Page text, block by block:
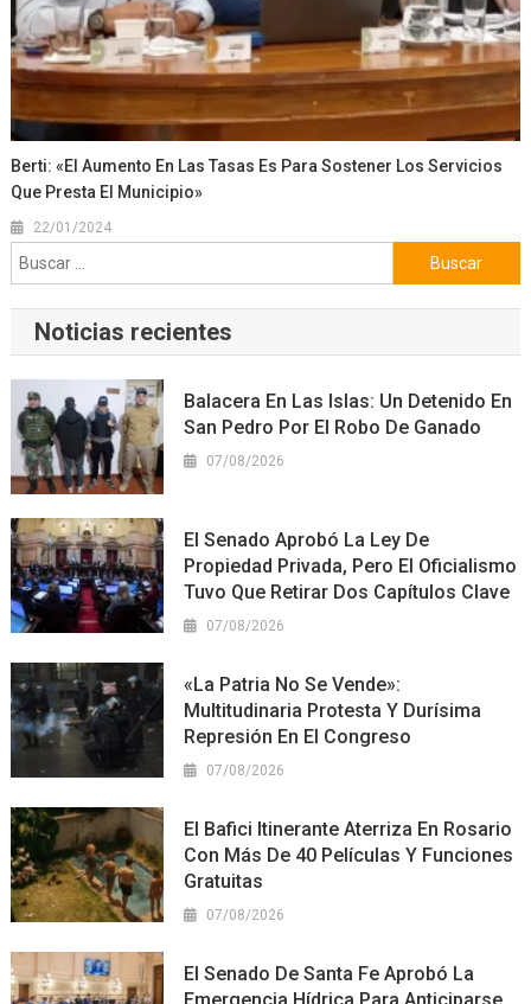
Berti: «El Aumento En Las Tasas Es Para Sostener Los Servicios
Que Presta El Municipio»
22/01/2024
Buscar:
Noticias recientes
Balacera En Las Islas: Un Detenido En
San Pedro Por El Robo De Ganado
07/08/2026
El Senado Aprobó La Ley De
Propiedad Privada, Pero El Oficialismo
Tuvo Que Retirar Dos Capítulos Clave
07/08/2026
«La Patria No Se Vende»:
Multitudinaria Protesta Y Durísima
Represión En El Congreso
07/08/2026
El Bafici Itinerante Aterriza En Rosario
Con Más De 40 Películas Y Funciones
Gratuitas
07/08/2026
El Senado De Santa Fe Aprobó La